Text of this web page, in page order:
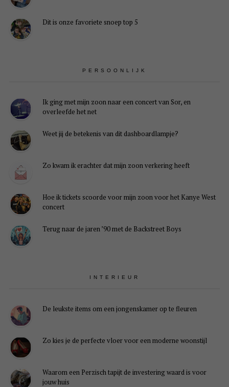
Dit is onze favoriete snoep top 5
PERSOONLIJK
Ik ging met mijn zoon naar een concert van Sor, en
overleefde het net
Weet jij de betekenis van dit dashboardlampje?
Zo kwam ik erachter dat mijn zoon verkering heeft
Hoe ik tickets scoorde voor mijn zoon voor het Kanye West
concert
Terug naar de jaren ’90 met de Backstreet Boys
INTERIEUR
De leukste items om een jongenskamer op te fleuren
Zo kies je de perfecte vloer voor een moderne woonstijl
Waarom een Perzisch tapijt de investering waard is voor
jouw huis